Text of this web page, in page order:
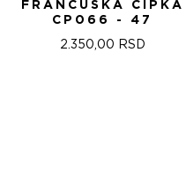
FRANCUSKA ČIPKA
CP066 - 47
2.350,00 RSD